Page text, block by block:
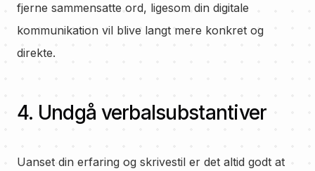
fjerne sammensatte ord, ligesom din digitale
kommunikation vil blive langt mere konkret og
direkte.
4. Undgå verbalsubstantiver
Uanset din erfaring og skrivestil er det altid godt at